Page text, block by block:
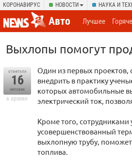
КОРОНАВИРУС НОВОСТИ НАУКА И
Авто Лучшее
Выхлопы помогут
отметили
16
человек
в архиве
Один из первых
внедрить в практику
которых автомобильные
электрический ток,
Кроме того,
усовершенствованный
выхлопную трубу,
топлива.